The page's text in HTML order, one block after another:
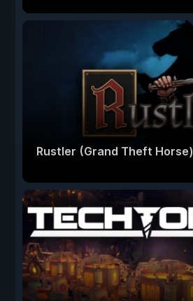
Rustler (Grand Theft Horse)